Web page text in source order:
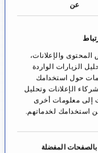
عن
والإعلانات،
الزيارات الواردة
حول استخدامك
الإعلانات وتحليل
إلى معلومات أخرى
استخدامك لخدماتهم.
المفضلة
يكون هناك تشنج
أكثر تعقيدًا
لفترة قصيرة.
حيث